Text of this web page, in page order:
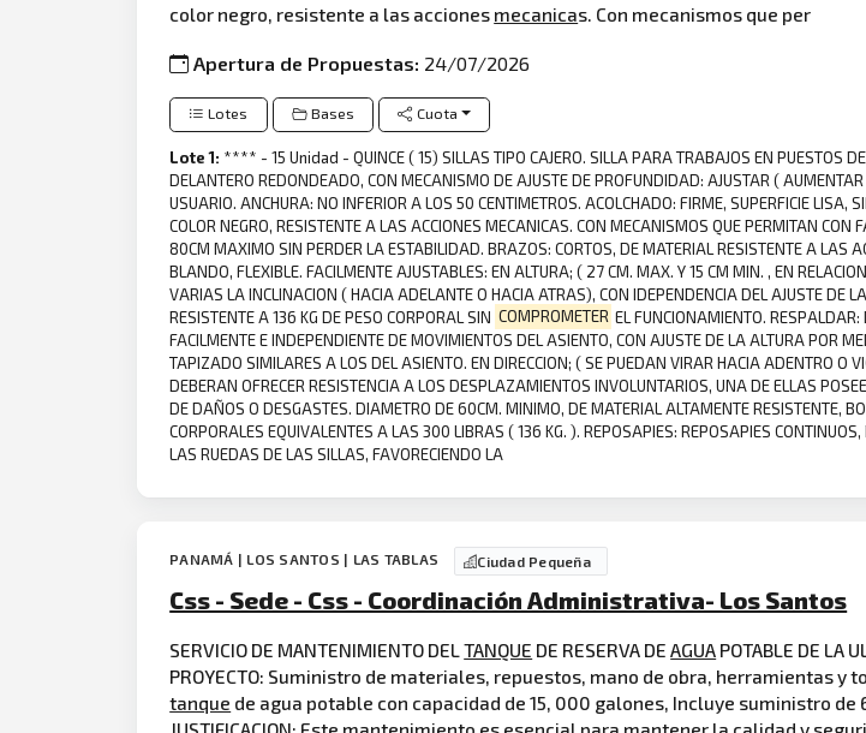
color negro, resistente a las acciones mecanicas. Con mecanismos que per
Apertura de Propuestas: 24/07/2026
Lotes Bases Cuota
Lote 1: **** - 15 Unidad - QUINCE ( 15) SILLAS TIPO CAJERO. SILLA PARA TRABAJOS EN PUESTOS
DELANTERO REDONDEADO, CON MECANISMO DE AJUSTE DE PROFUNDIDAD: AJUSTAR (
USUARIO. ANCHURA: NO INFERIOR A LOS 50 CENTIMETROS. ACOLCHADO: FIRME, SUPERFICIE LISA,
COLOR NEGRO, RESISTENTE A LAS ACCIONES MECANICAS. CON MECANISMOS QUE PERMITAN
80CM MAXIMO SIN PERDER LA ESTABILIDAD. BRAZOS: CORTOS, DE MATERIAL RESISTENTE A LAS
BLANDO, FLEXIBLE. FACILMENTE AJUSTABLES: EN ALTURA; ( 27 CM. MAX. Y 15 CM MIN. , EN
VARIAS LA INCLINACION ( HACIA ADELANTE O HACIA ATRAS), CON IDEPENDENCIA DEL AJUSTE DE
RESISTENTE A 136 KG DE PESO CORPORAL SIN COMPROMETER EL FUNCIONAMIENTO.
FACILMENTE E INDEPENDIENTE DE MOVIMIENTOS DEL ASIENTO, CON AJUSTE DE LA ALTURA POR
TAPIZADO SIMILARES A LOS DEL ASIENTO. EN DIRECCION; ( SE PUEDAN VIRAR HACIA ADENTRO O
DEBERAN OFRECER RESISTENCIA A LOS DESPLAZAMIENTOS INVOLUNTARIOS, UNA DE ELLAS
DE DAÑOS O DESGASTES. DIAMETRO DE 60CM. MINIMO, DE MATERIAL ALTAMENTE RESISTENTE,
CORPORALES EQUIVALENTES A LAS 300 LIBRAS ( 136 KG. ). REPOSAPIES: REPOSAPIES
LAS RUEDAS DE LAS SILLAS, FAVORECIENDO LA
PANAMÁ | LOS SANTOS | LAS TABLAS Ciudad Pequeña
Css - Sede - Css - Coordinación Administrativa- Los Santos
SERVICIO DE MANTENIMIENTO DELTANQUE DE RESERVA DEAGUA POTABLE DE LA
PROYECTO: Suministro de materiales, repuestos, mano de obra, herramientas
tanque de agua potable con capacidad de 15, 000 galones, Incluye suministro